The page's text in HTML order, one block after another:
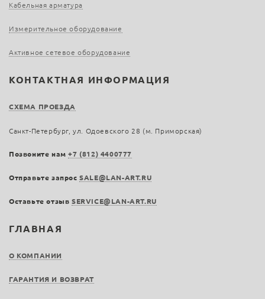
ГЛАВНАЯ
О КОМПАНИИ
ГАРАНТИЯ И ВОЗВРАТ
Кабельная арматура
Измерительное оборудование
Активное сетевое оборудование
КОНТАКТНАЯ ИНФОРМАЦИЯ
СХЕМА ПРОЕЗДА
Санкт-Петербург, ул. Одоевского 28 (м. Приморская)
Позвоните нам+7 (812) 4400777
Отправьте запросSALE@LAN-ART.RU
Оставьте отзыв SERVICE@LAN-ART.RU